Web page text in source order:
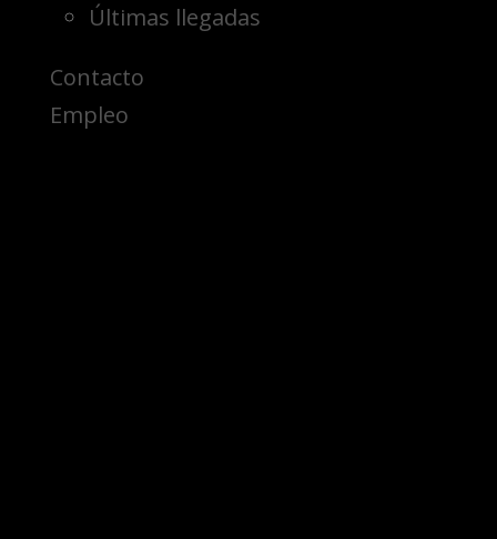
Últimas llegadas
Contacto
Empleo